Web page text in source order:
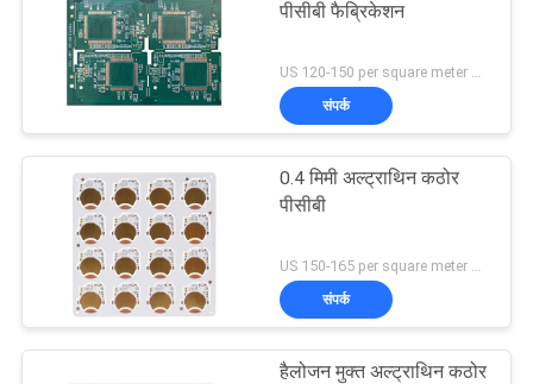
पीसीबी फैब्रिकेशन
US 120-150 per square meter MOQ:1 वर्ग मीटर
संपर्क
0.4 मिमी अल्ट्राथिन कठोर
पीसीबी
संपर्क
हैलोजन मुक्त अल्ट्राथिन कठोर